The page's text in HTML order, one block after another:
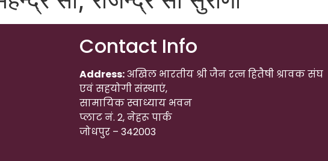
Contact Info
Address:अखिल भारतीय श्री जैन रत्न हितैषी श्रावक संघ
एवं सहयोगी संस्थाएं,
सामायिक स्वाध्याय भवन
प्लाट नं. 2, नेहरू पार्क
जोधपुर – 342003